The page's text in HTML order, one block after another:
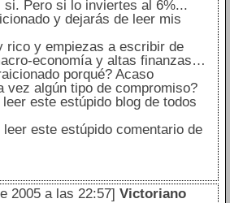
si. Pero si lo inviertes al 6%...
y dejarás de leer mis
rico y empiezas a escribir de
economía y altas finanzas…
porqué? Acaso
vez algún tipo de compromiso?
este estúpido blog de todos
leer este estúpido comentario de
2005 a las 22:57] Victoriano